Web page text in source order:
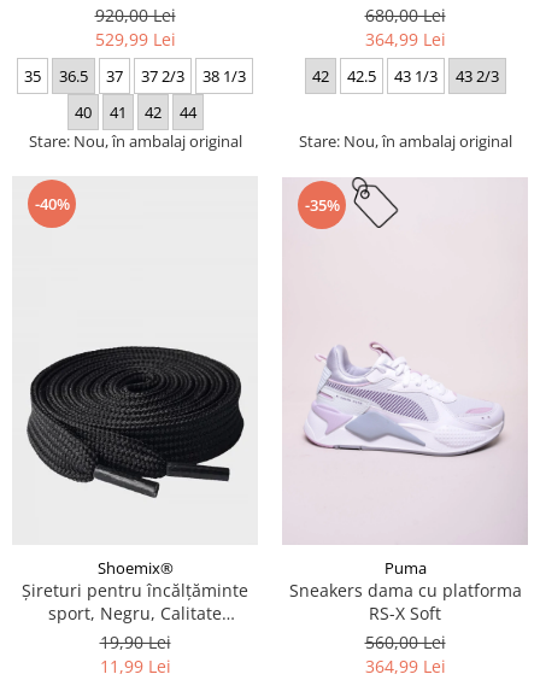
920,00 Lei
529,99 Lei
35 36.5 37 37 2/3
38 1/3
40
41 42
44
Stare: Nou, în ambalaj original
680,00 Lei
364,99 Lei
42 42.5 43 1/3 43 2/3
Stare: Nou, în ambalaj original
-40%
Shoemix®
Șireturi pentru încălțăminte
sport, Negru, Calitate
premium, 110 cm x 0.8 cm
19,90 Lei
11,99 Lei
-35%
Puma
Sneakers dama cu platforma
RS-X Soft
560,00 Lei
364,99 Lei